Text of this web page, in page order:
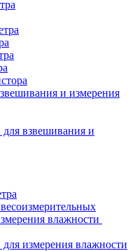
и измерения
взвешивания и
влажности
измерения влажности